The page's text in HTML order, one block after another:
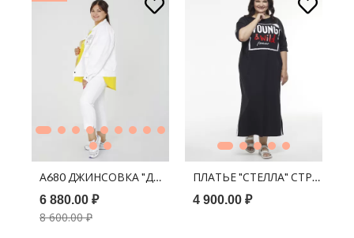
ГОРОХ
ОРАНЖЕВЫЙ
В КОРЗИНУ
А680 ДЖИНСОВКА "ДЖЕЙН" БЕЛЫЙ
6 880.00 ₽
8 600.00 ₽
В КОРЗИНУ
ПЛАТЬЕ "СТЕЛЛА" СТРОПА
4 900.00 ₽